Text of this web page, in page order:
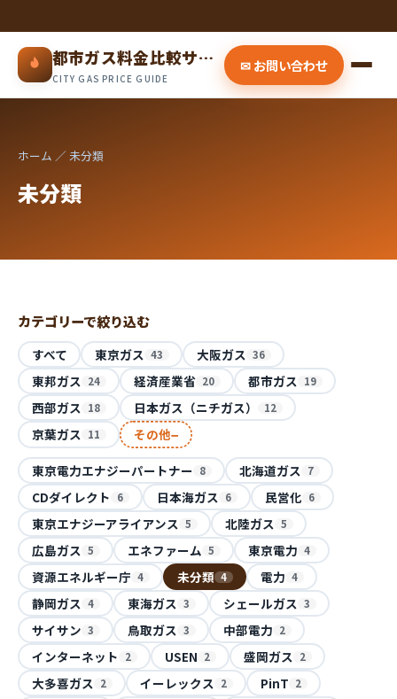
都市ガス料金比較サイト
CITY GAS PRICE GUIDE
✉ お問い合わせ
ホーム ／ 未分類
未分類
カテゴリーで絞り込む
すべて 東京ガス 43 大阪ガス 36
東邦ガス 24 経済産業省 20 都市ガス 19
西部ガス 18 日本ガス（ニチガス） 12
京葉ガス 11 その他−
東京電力エナジーパートナー 8 北海道ガス 7
CDダイレクト 6 日本海ガス 6 民営化 6
東京エナジーアライアンス 5 北陸ガス 5
広島ガス 5 エネファーム 5 東京電力 4
資源エネルギー庁 4 未分類 4 電力 4
静岡ガス 4 東海ガス 3 シェールガス 3
サイサン 3 鳥取ガス 3 中部電力 2
インターネット 2 USEN 2 盛岡ガス 2
大多喜ガス 2 イーレックス 2 PinT 2